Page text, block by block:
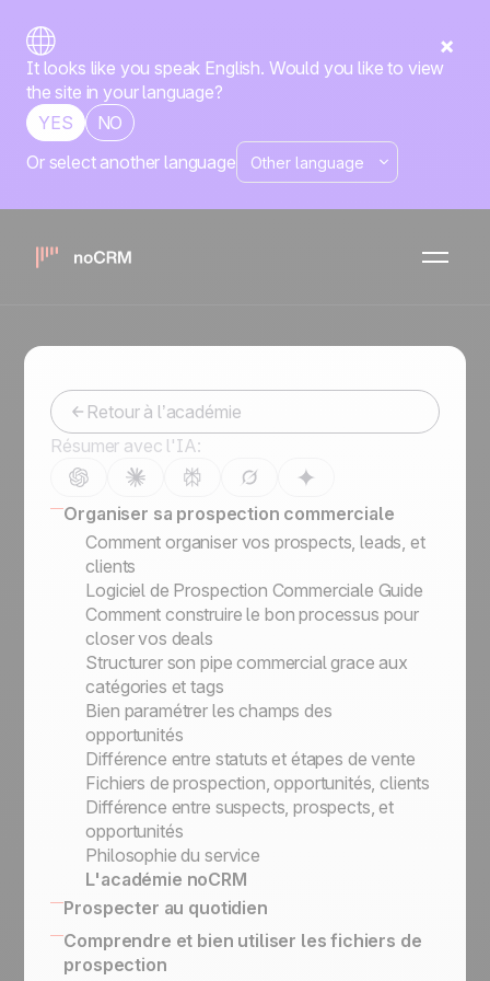
It looks like you speak English. Would you like to view
the site in your language?
YES
NO
Or select another language
L'académie
noCRM
Retour à l’académie
Résumer avec l'IA:
Organiser sa prospection commerciale
Comment organiser vos prospects, leads, et
clients
Logiciel de Prospection Commerciale Guide
Comment construire le bon processus pour
closer vos deals
Structurer son pipe commercial grace aux
catégories et tags
Bien paramétrer les champs des
opportunités
Différence entre statuts et étapes de vente
Fichiers de prospection, opportunités, clients
Différence entre suspects, prospects, et
opportunités
Philosophie du service
L'académie noCRM
Prospecter au quotidien
CRM : 16 fonctionnalités avancées pour
booster vos ventes
Comprendre et bien utiliser les fichiers de
prospection